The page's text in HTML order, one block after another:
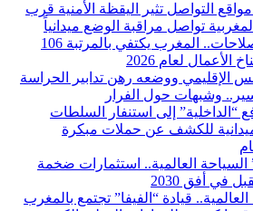
التواصل تثير اليقظة الأمنية قرب
تواصل مراقبة الوضع ميدانياً
رغم المشاريع والإصلاحات.. المغرب يكتفي بالمرتبة 106
لعام 2026
الإقليمي ووضعه رهن تدابير الحراسة
سير.. وشبهات حول الفرار
“الداخلية” إلى استنفار السلطات
ميدانية للكشف عن حملات مبكرة
العالمية.. استثمارات ضخمة
في أفق 2030
العالمية.. قيادة “الفيفا” تجتمع بالمغرب